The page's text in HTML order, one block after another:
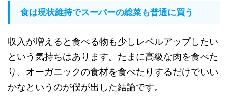
食は現状維持でスーパーの総菜も普通に買う
収入が増えると食べる物も少しレベルアップしたい
という気持ちはあります。たまに高級な肉を食べた
り、オーガニックの食材を食べたりするだけでいい
かなというのが僕が出した結論です。